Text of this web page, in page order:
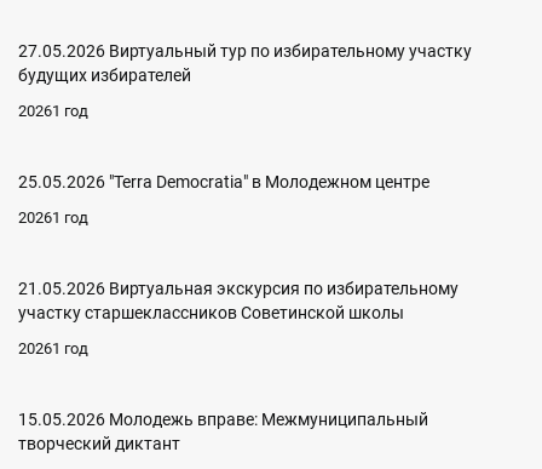
27.05.2026 Виртуальный тур по избирательному участку
будущих избирателей
20261 год
25.05.2026 "Terra Democratia" в Молодежном центре
20261 год
21.05.2026 Виртуальная экскурсия по избирательному
участку старшеклассников Советинской школы
20261 год
15.05.2026 Молодежь вправе: Межмуниципальный
творческий диктант